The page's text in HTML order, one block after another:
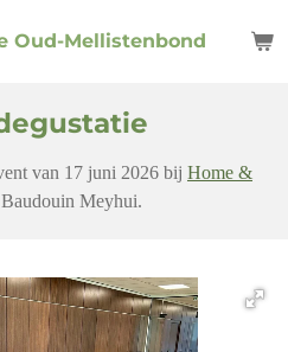
Oud-Mellistenbond
van 17 juni 2026 bij Home &
Meyhui.